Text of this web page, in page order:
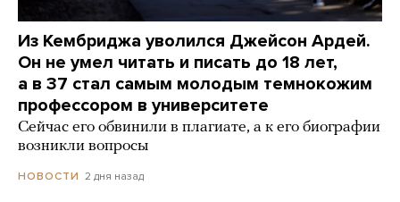
Из Кембриджа уволился Джейсон Ардей.
Он не умел читать и писать до 18 лет,
а в 37 стал самым молодым темнокожим
профессором в университете
Сейчас его обвинили в плагиате, а к его биографии
возникли вопросы
НОВОСТИ 2 дня назад